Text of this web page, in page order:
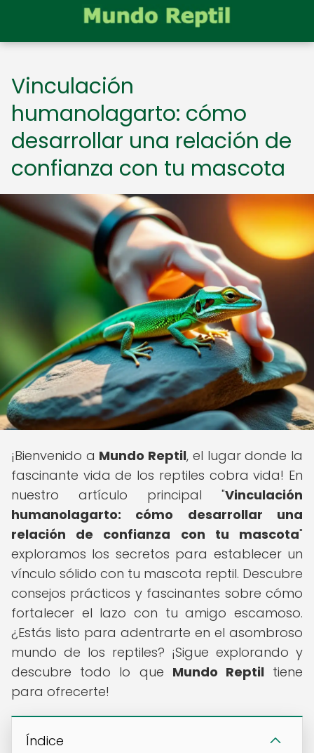
Vinculación
humanolagarto: cómo
desarrollar una relación de
confianza con tu mascota
¡Bienvenido a Mundo Reptil, el lugar donde la
fascinante vida de los reptiles cobra vida! En
nuestro artículo principal "Vinculación
humanolagarto: cómo desarrollar una
relación de confianza con tu mascota"
exploramos los secretos para establecer un
vínculo sólido con tu mascota reptil. Descubre
consejos prácticos y fascinantes sobre cómo
fortalecer el lazo con tu amigo escamoso.
¿Estás listo para adentrarte en el asombroso
mundo de los reptiles? ¡Sigue explorando y
descubre todo lo que Mundo Reptiltiene
para ofrecerte!
Índice